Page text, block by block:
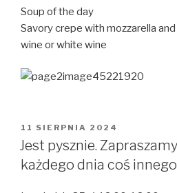
Soup of the day
Savory crepe with mozzarella
wine or white wine
OPUBLIKOWANE
W
11 SIERPNIA 2024
Jest pysznie.
każdego dnia coś